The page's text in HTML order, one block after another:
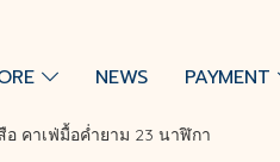
NEWS PAYMENT
อ คาเฟ่มื้อค่ำยาม 23 นาฬิกา